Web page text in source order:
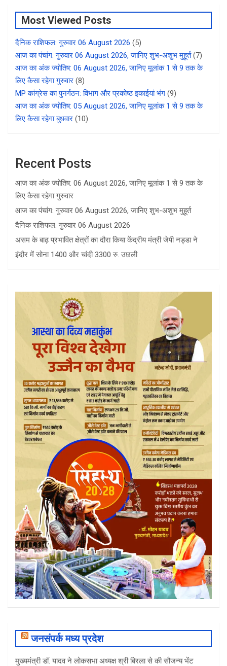
Most Viewed Posts
दैनिक राशिफल: गुरुवार 06 August 2026 (5)
आज का पंचांग: गुरुवार 06 August 2026, जानिए शुभ-अशुभ मुहूर्त (7)
आज का अंक ज्योतिष: 06 August 2026, जानिए मूलांक 1 से 9 तक के
लिए कैसा रहेगा गुरुवार (8)
MP कांग्रेस का पुनर्गठन: विभाग और प्रकोष्ठ इकाईयां भंग (9)
आज का अंक ज्योतिष: 05 August 2026, जानिए मूलांक 1 से 9 तक के
लिए कैसा रहेगा बुधवार (10)
Recent Posts
आज का अंक ज्योतिष: 06 August 2026, जानिए मूलांक 1 से 9 तक के
लिए कैसा रहेगा गुरुवार
आज का पंचांग: गुरुवार 06 August 2026, जानिए शुभ-अशुभ मुहूर्त
दैनिक राशिफल: गुरुवार 06 August 2026
असम के बाढ़ प्रभावित क्षेत्रों का दौरा किया केंद्रीय मंत्री जेपी नड्डा ने
इंदौर में सोना 1400 और चांदी 3300 रु. उछली
जनसंपर्क मध्य प्रदेश
मुख्यमंत्री डॉ. यादव ने लोकसभा अध्यक्ष श्री बिरला से की सौजन्य भेंट